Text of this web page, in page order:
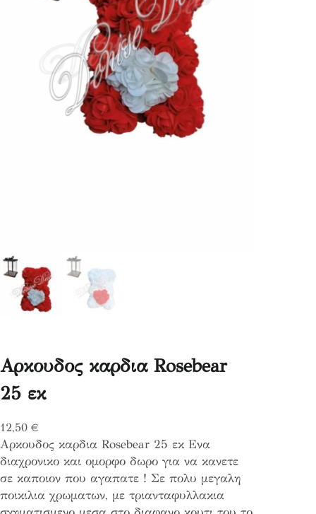
Αρκουδος καρδια Rosebear
25 εκ
12,50 €
Αρκουδος καρδια Rosebear 25 εκ Ενα
διαχρονικο και ομορφο δωρο για να κανετε
σε καποιον που αγαπατε ! Σε πολυ μεγαλη
ποικιλια χρωματων, με τριανταφυλλακια